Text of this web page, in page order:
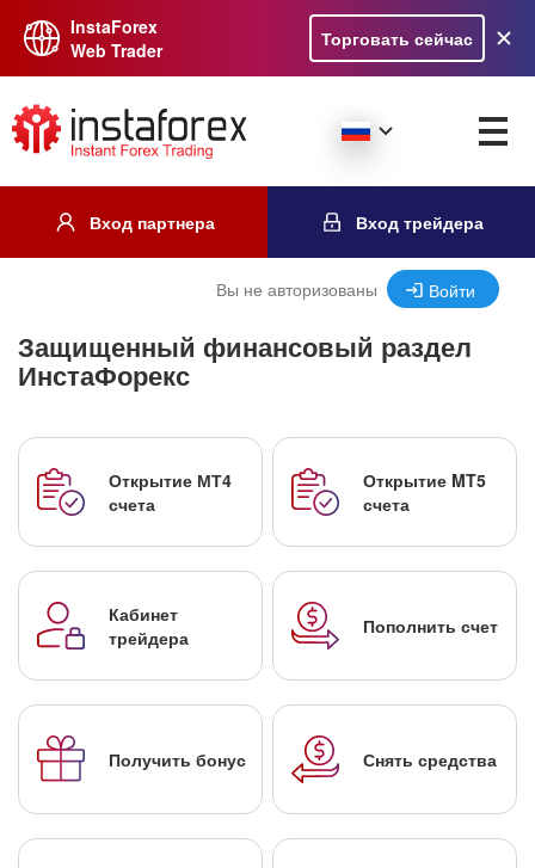
InstaForex
Web Trader
Торговать сейчас
Вход партнера Вход трейдера
Вы не авторизованы Войти
Защищенный финансовый раздел
ИнстаФорекс
Открытие МТ4
счета
Открытие MT5
счета
Кабинет
трейдера
Пополнить счет
Получить бонус Снять средства